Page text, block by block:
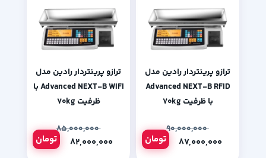
ترازو پرینتردار رادین مدل
Advanced NEXT-B RFID
با ظرفیت ۷۰kg
۹۰,۰۰۰,۰۰۰
تومان
ترازو پرینتردار رادین مدل
Advanced NEXT-B WIFI با
ظرفیت ۷۰kg
۸۵,۰۰۰,۰۰۰
تومان